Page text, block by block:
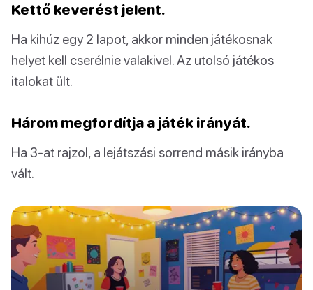
Kettő keverést jelent.
Ha kihúz egy 2 lapot, akkor minden játékosnak
helyet kell cserélnie valakivel. Az utolsó játékos
italokat ült.
Három megfordítja a játék irányát.
Ha 3-at rajzol, a lejátszási sorrend másik irányba
vált.